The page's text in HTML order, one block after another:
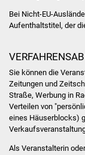
Bei Nicht-EU-
Aufenthaltstitel, der
Sie können die
Zeitungen und
Straße, Werbung in
Verteilen von
eines Häuserblocks)
Als Veranstalterin